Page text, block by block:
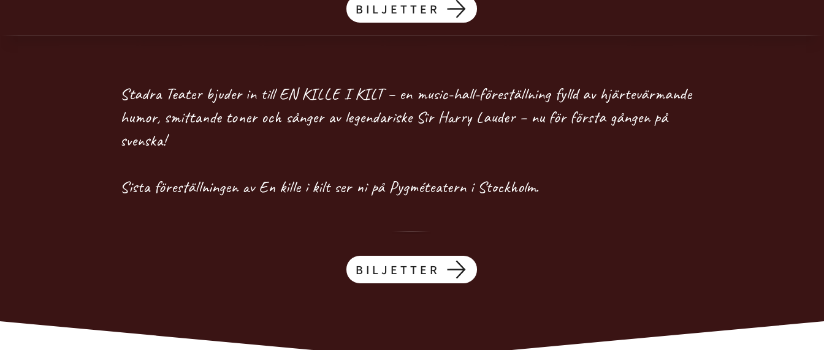
BILJETTER
Stadra Teater bjuder in till EN KILLE I KILT – en music-hall-föreställning fylld av hjärtevärmande
humor, smittande toner och sånger av legendariske Sir Harry Lauder – nu för första gången på
svenska!
Sista föreställningen av En kille i kilt ser ni på Pygméteatern i Stockholm.
BILJETTER